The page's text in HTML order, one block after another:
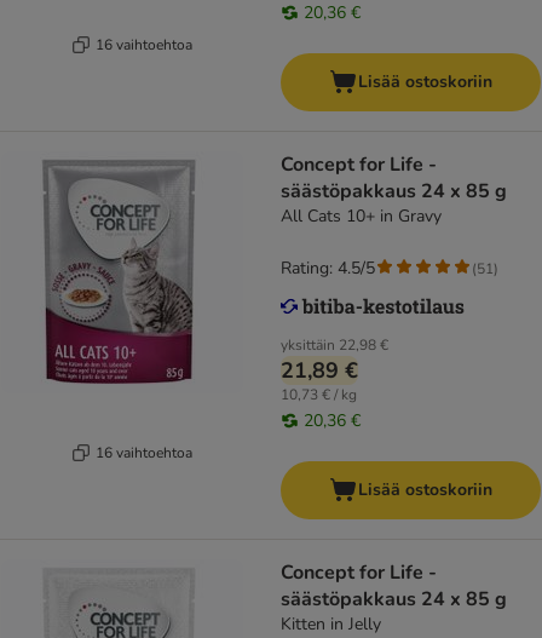
16 vaihtoehtoa
20,36 €
Lisää ostoskoriin
16 vaihtoehtoa
Concept for Life -
säästöpakkaus 24 x 85 g
All Cats 10+ in Gravy
yksittäin 22,98 €
21,89 €
10,73 € / kg
20,36 €
Rating: 4.5/5 (51)
Lisää ostoskoriin
Concept for Life -
säästöpakkaus 24 x 85 g
Kitten in Jelly